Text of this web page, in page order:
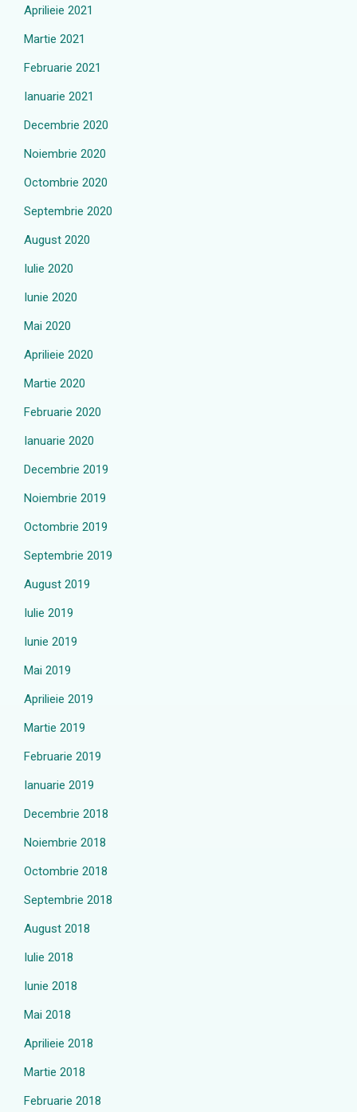
Aprilieie 2021
Martie 2021
Februarie 2021
Ianuarie 2021
Decembrie 2020
Noiembrie 2020
Octombrie 2020
Septembrie 2020
August 2020
Iulie 2020
Iunie 2020
Mai 2020
Aprilieie 2020
Martie 2020
Februarie 2020
Ianuarie 2020
Decembrie 2019
Noiembrie 2019
Octombrie 2019
Septembrie 2019
August 2019
Iulie 2019
Iunie 2019
Mai 2019
Aprilieie 2019
Martie 2019
Februarie 2019
Ianuarie 2019
Decembrie 2018
Noiembrie 2018
Octombrie 2018
Septembrie 2018
August 2018
Iulie 2018
Iunie 2018
Mai 2018
Aprilieie 2018
Martie 2018
Februarie 2018